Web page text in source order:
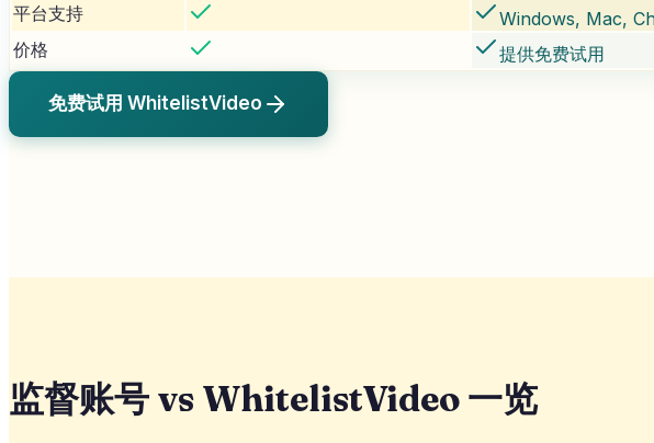
平台支持
Windows, Mac,
价格
提供免费试用
免费试用 WhitelistVideo
监督账号 vs WhitelistVideo 一览